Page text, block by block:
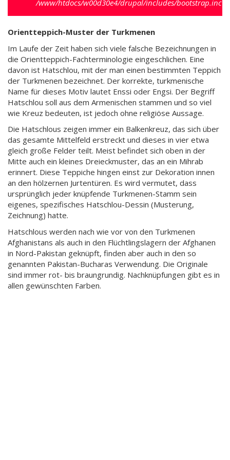
/www/htdocs/w00d30e4/drupal/includes/bootstrap.inc).
Orientteppich-Muster der Turkmenen
Im Laufe der Zeit haben sich viele falsche Bezeichnungen in
die Orientteppich-Fachterminologie eingeschlichen. Eine
davon ist Hatschlou, mit der man einen bestimmten Teppich
der Turkmenen bezeichnet. Der korrekte, turkmenische
Name für dieses Motiv lautet Enssi oder Engsi. Der Begriff
Hatschlou soll aus dem Armenischen stammen und so viel
wie Kreuz bedeuten, ist jedoch ohne religiöse Aussage.
Die Hatschlous zeigen immer ein Balkenkreuz, das sich über
das gesamte Mittelfeld erstreckt und dieses in vier etwa
gleich große Felder teilt. Meist befindet sich oben in der
Mitte auch ein kleines Dreieckmuster, das an ein Mihrab
erinnert. Diese Teppiche hingen einst zur Dekoration innen
an den hölzernen Jurtentüren. Es wird vermutet, dass
ursprünglich jeder knüpfende Turkmenen-Stamm sein
eigenes, spezifisches Hatschlou-Dessin (Musterung,
Zeichnung) hatte.
Hatschlous werden nach wie vor von den Turkmenen
Afghanistans als auch in den Flüchtlingslagern der Afghanen
in Nord-Pakistan geknüpft, finden aber auch in den so
genannten Pakistan-Bucharas Verwendung. Die Originale
sind immer rot- bis braungrundig. Nachknüpfungen gibt es in
allen gewünschten Farben.